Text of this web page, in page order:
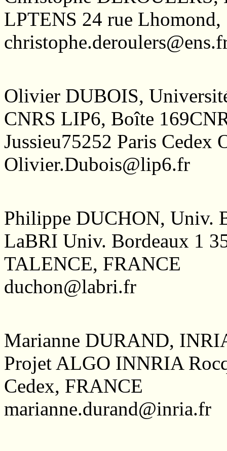
LPTENS 24 rue
Olivier DUBOIS,
CNRS LIP6, Boîte
Jussieu75252 Paris Cedex
Olivier.Dubois@lip6.fr
Philippe DUCHON, Univ.
LaBRI Univ. Bordeaux 1
TALENCE, FRANCE
duchon@labri.fr
Marianne DURAND,
Projet ALGO INNRIA
Cedex, FRANCE
marianne.durand@inria.fr